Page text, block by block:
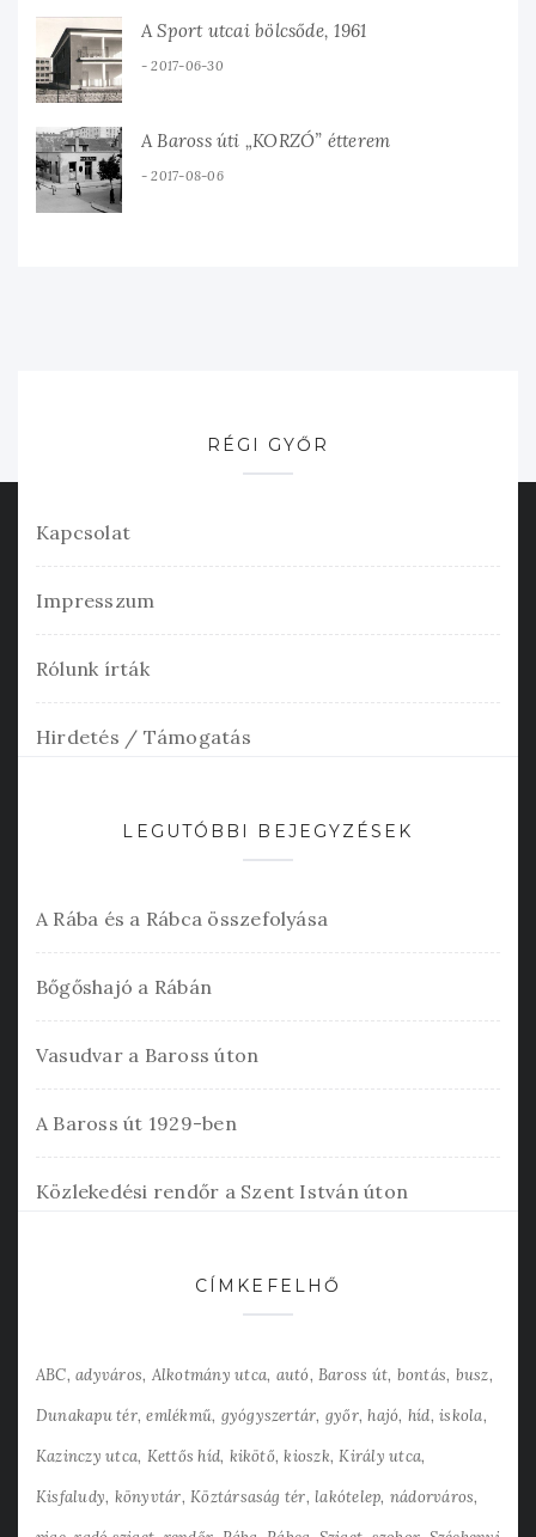
A Sport utcai bölcsőde, 1961
2017-06-30
A Baross úti „KORZÓ” étterem
2017-08-06
RÉGI GYŐR
Kapcsolat
Impresszum
Rólunk írták
Hirdetés / Támogatás
LEGUTÓBBI BEJEGYZÉSEK
A Rába és a Rábca összefolyása
Bőgőshajó a Rábán
Vasudvar a Baross úton
A Baross út 1929-ben
Közlekedési rendőr a Szent István úton
CÍMKEFELHŐ
ABC adyváros Alkotmány utca autó Baross út bontás busz
Dunakapu tér emlékmű gyógyszertár győr hajó híd iskola
Kazinczy utca Kettős híd kikötő kioszk Király utca
Kisfaludy könyvtár Köztársaság tér lakótelep nádorváros